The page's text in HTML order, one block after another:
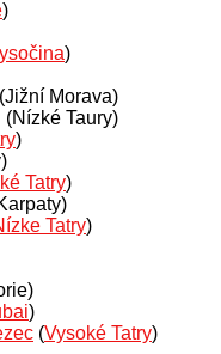
)
)
(Jižní Morava)
(Nízké Taury)
)
Tatry)
Tatry)
)
(Vysoké Tatry)